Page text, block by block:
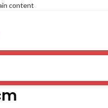
content